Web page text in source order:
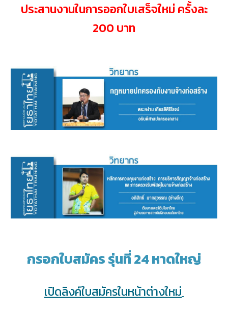
ประสานงานในการออกใบเสร็จใหม่ ครั้งละ
200 บาท
กรอกใบสมัครรุ่นที่ 24 หาดใหญ่
เปิดลิงค์ใบสมัครในหน้าต่างใหม่